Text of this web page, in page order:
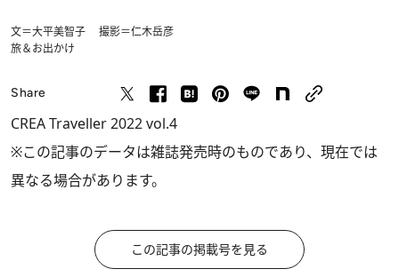
文＝大平美智子 撮影＝仁木岳彦
旅＆お出かけ
Share
CREA Traveller 2022 vol.4
※この記事のデータは雑誌発売時のものであり、現在では
異なる場合があります。
この記事の掲載号を見る